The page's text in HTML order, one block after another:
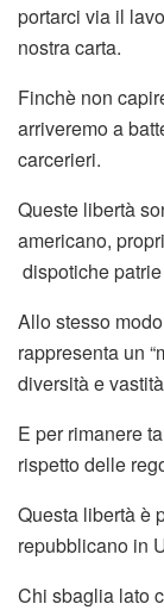
portarci via il
nostra carta.
Finchè non
arriveremo a
carcerieri.
Queste libertà
americano,
dispotiche
Allo stesso
rappresenta un
diversità e
E per rimanere
rispetto delle
Questa libertà è
repubblicano in
Chi sbaglia lato